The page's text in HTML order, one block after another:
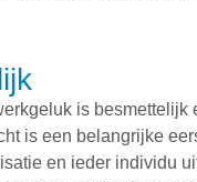
is besmettelijk
is een belangrijke
en ieder individu